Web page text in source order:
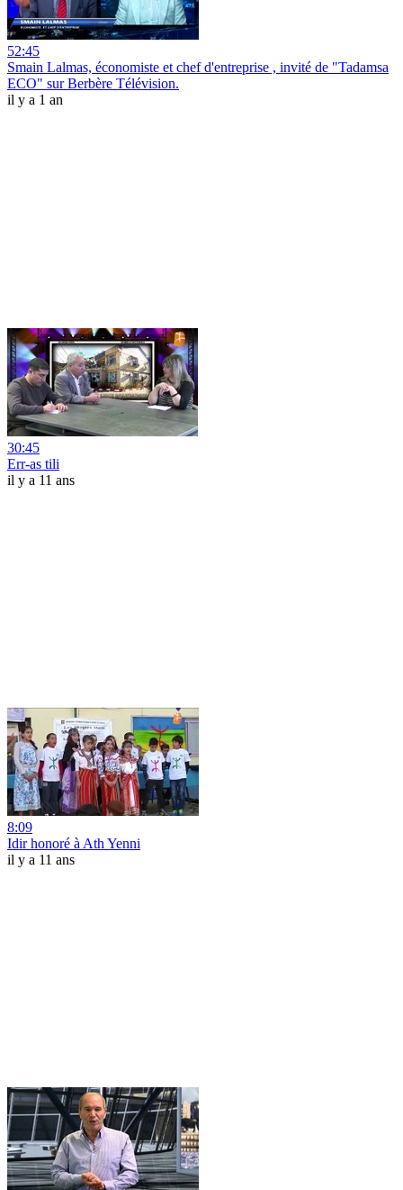
52:45
Smain Lalmas, économiste et chef d'entreprise , invité de "Tadamsa
ECO" sur Berbère Télévision.
il y a 1 an
30:45
Err-as tili
il y a 11 ans
8:09
Idir honoré à Ath Yenni
il y a 11 ans